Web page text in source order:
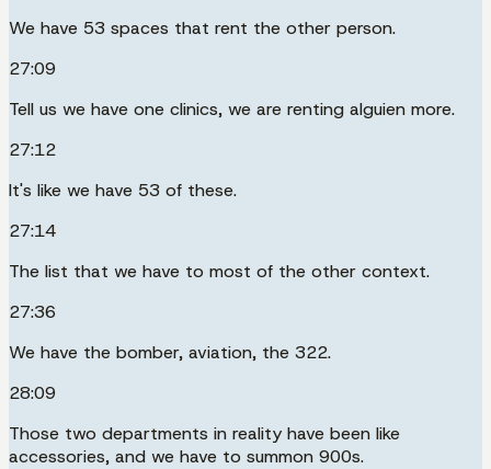
We have 53 spaces that rent the other person.
27:09
Tell us we have one clinics, we are renting alguien more.
27:12
It's like we have 53 of these.
27:14
The list that we have to most of the other context.
27:36
We have the bomber, aviation, the 322.
28:09
Those two departments in reality have been like
accessories, and we have to summon 900s.